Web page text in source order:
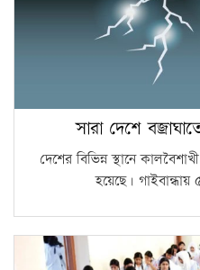
সারা দেশে
দেশের বিভিন্ন স্থানে
হয়েছে।